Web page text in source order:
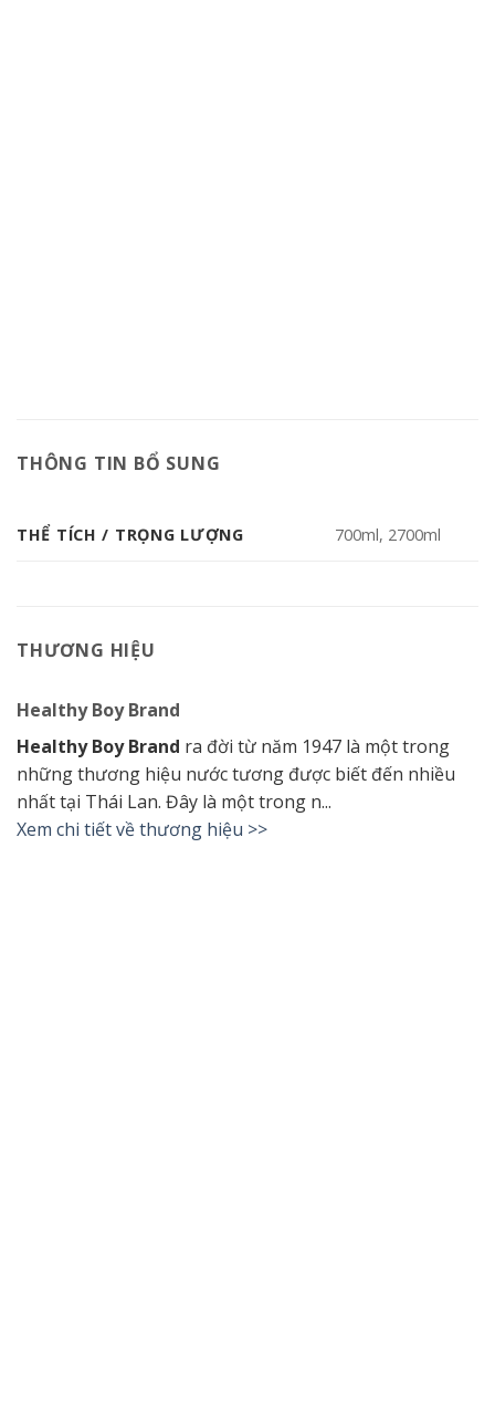
THÔNG TIN BỔ SUNG
THỂ TÍCH / TRỌNG LƯỢNG 700ml, 2700ml
THƯƠNG HIỆU
Healthy Boy Brand
Healthy Boy Brand ra đời từ năm 1947 là một trong
những thương hiệu nước tương được biết đến nhiều
nhất tại ​​Thái Lan. Đây là một trong n...
Xem chi tiết về thương hiệu >>